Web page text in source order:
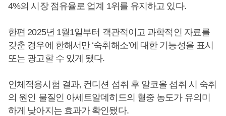
4%의 시장 점유율로 업계 1위를 유지하고 있다.
한편 2025년 1월1일부터 객관적이고 과학적인 자료를
갖춘 경우에 한해서만 ‘숙취해소’에 대한 기능성을 표시
또는 광고할 수 있게 됐다.
인체적용시험 결과, 컨디션 섭취 후 알코올 섭취 시 숙취
의 원인 물질인 아세트알데히드의 혈중 농도가 유의미
하게 낮아지는 효과가 확인됐다.